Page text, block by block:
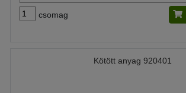
csomag
Kötött anyag 920401